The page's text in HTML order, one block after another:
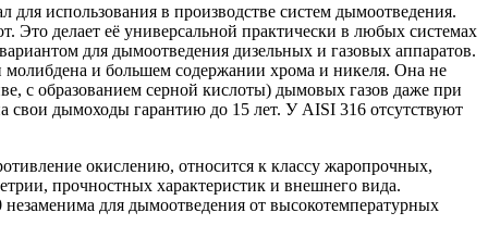
использования в производстве систем дымоотведения.
Это делает её универсаль­ной практически в любых системах
для дымоотведения дизельных и газовых аппаратов.
молибдена и большем содержании хрома и никеля. Она не
с образованием серной кислоты) дымовых газов даже при
свои дымоходы гарантию до 15 лет. У AISI 316 отсутствуют
окислению, относится к классу жаропрочных,
прочностных характеристик и внешнего вида.
для дымоотведения от высокотемпературных